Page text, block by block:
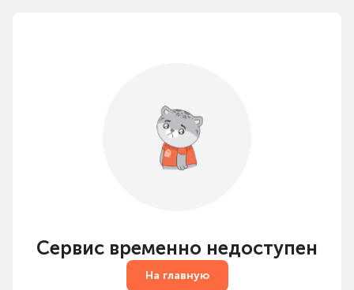
Сервис временно недоступен
На главную